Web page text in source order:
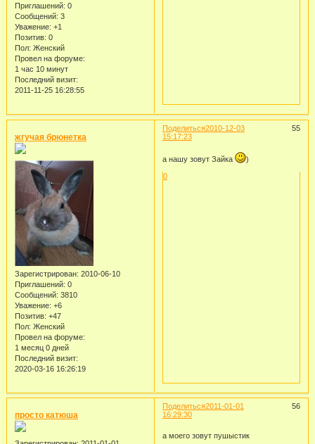
Приглашений: 0
Сообщений: 3
Уважение: +1
Позитив: 0
Пол: Женский
Провел на форуме:
1 час 10 минут
Последний визит:
2011-11-25 16:28:55
Поделиться 55
2010-12-03
15:17:23
жгучая брюнетка
Зарегистрирован: 2010-06-10
Приглашений: 0
Сообщений: 3810
Уважение: +6
Позитив: +47
Пол: Женский
Провел на форуме:
1 месяц 0 дней
Последний визит:
2020-03-16 16:26:19
а нашу зовут Зайка
)
0
Поделиться 56
2011-01-01
16:29:30
просто катюша
а моего зовут пушыстик